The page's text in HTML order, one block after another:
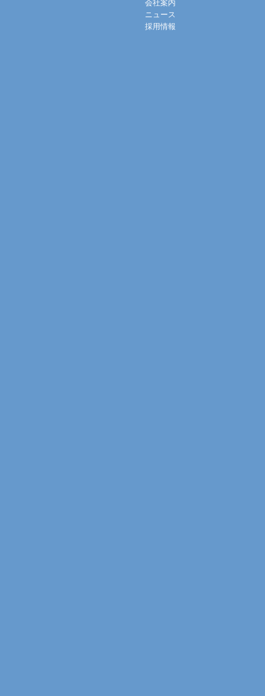
会社案内
ニュース
採用情報